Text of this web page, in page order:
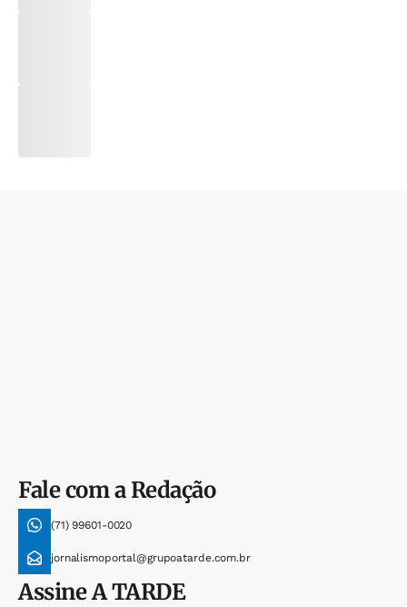
Fale com a Redação
(71) 99601-0020
jornalismoportal@grupoatarde.com.br
AssineA TARDE